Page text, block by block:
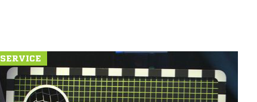
SERVICE